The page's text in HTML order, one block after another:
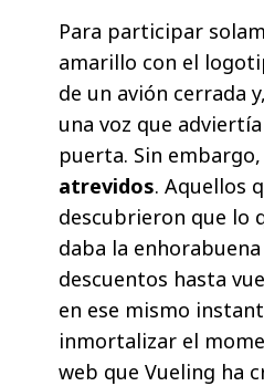
Para participar
amarillo con el
de un avión cerrada
una voz que
puerta. Sin
atrevidos. Aquellos
descubrieron que lo
daba la
descuentos hasta
en ese mismo
inmortalizar el
web que Vueling ha